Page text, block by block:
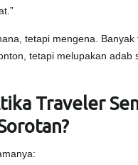
tetapi mengena. Banyak
tetapi melupakan adab
Traveler